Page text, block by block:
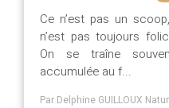
Ce n’est pas un
n’est pas toujours
On se traîne
accumulée au f...
Par Delphine GUILLOUX